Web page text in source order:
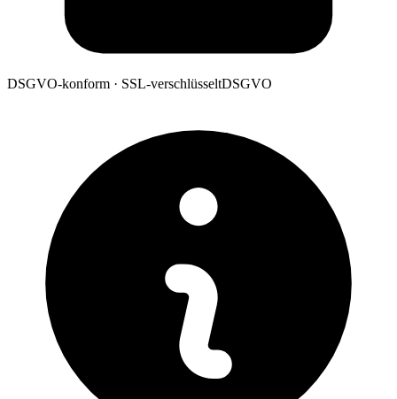
DSGVO-konform · SSL-verschlüsseltDSGVO